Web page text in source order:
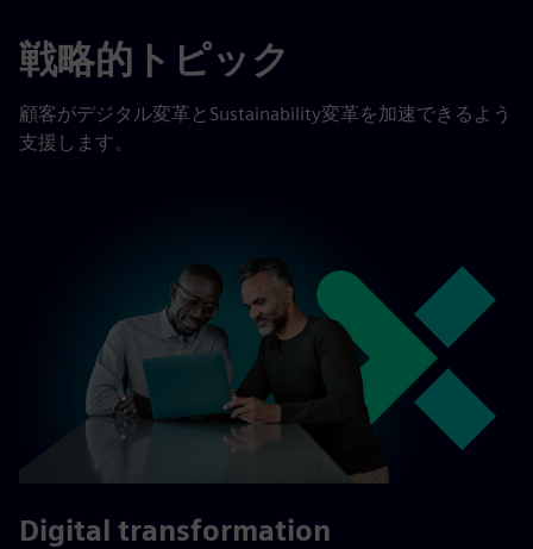
戦略的トピック
顧客がデジタル変革とSustainability変革を加速できるよう
支援します。
Digital transformation